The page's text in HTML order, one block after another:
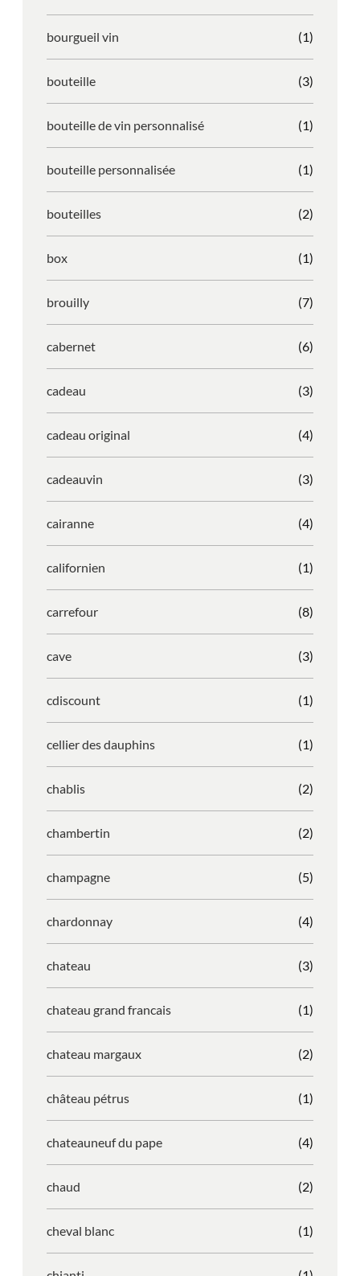
bourgueil vin (1)
bouteille (3)
bouteille de vin personnalisé (1)
bouteille personnalisée (1)
bouteilles (2)
box (1)
brouilly (7)
cabernet (6)
cadeau (3)
cadeau original (4)
cadeauvin (3)
cairanne (4)
californien (1)
carrefour (8)
cave (3)
cdiscount (1)
cellier des dauphins (1)
chablis (2)
chambertin (2)
champagne (5)
chardonnay (4)
chateau (3)
chateau grand francais (1)
chateau margaux (2)
château pétrus (1)
chateauneuf du pape (4)
chaud (2)
cheval blanc (1)